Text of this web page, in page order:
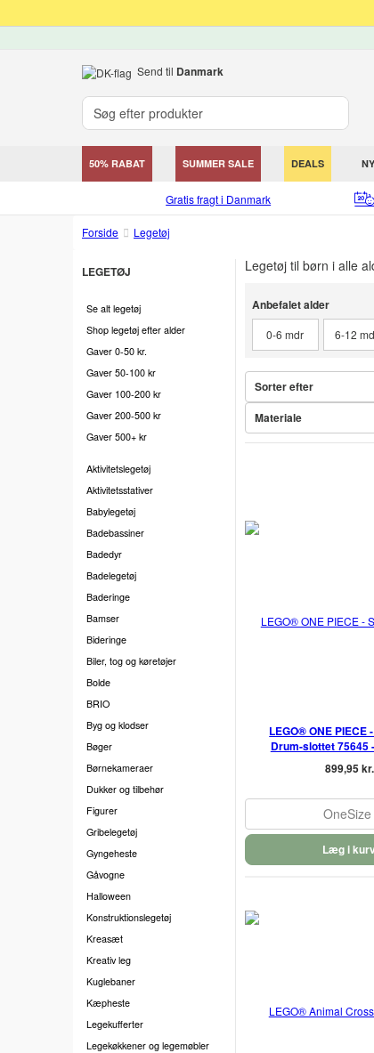
Send til Danmark
50% RABAT SUMMER SALE DEALS
Gratis fragt i Danmark
Forside Legetøj
LEGETØJ
Se alt legetøj
Shop legetøj efter alder
Gaver 0-50 kr.
Gaver 50-100 kr
Gaver 100-200 kr
Gaver 200-500 kr
Gaver 500+ kr
Aktivitetslegetøj
Aktivitetsstativer
Babylegetøj
Badebassiner
Badedyr
Badelegetøj
Baderinge
Bamser
Bideringe
Biler, tog og køretøjer
Bolde
BRIO
Byg og klodser
Bøger
Børnekameraer
Dukker og tilbehør
Figurer
Gribelegetøj
Gyngeheste
Gåvogne
Halloween
Konstruktionslegetøj
Kreasæt
Kreativ leg
Kuglebaner
Kæpheste
Legekufferter
Legekøkkener og legemøbler
Legetøj til børn i alle
Anbefalet alder
0-6 mdr 6-12
Sorter efter
Materiale
LEGO® ONE PIECE
Drum-slottet 75645
899,95 kr.
OneSize
Læg i